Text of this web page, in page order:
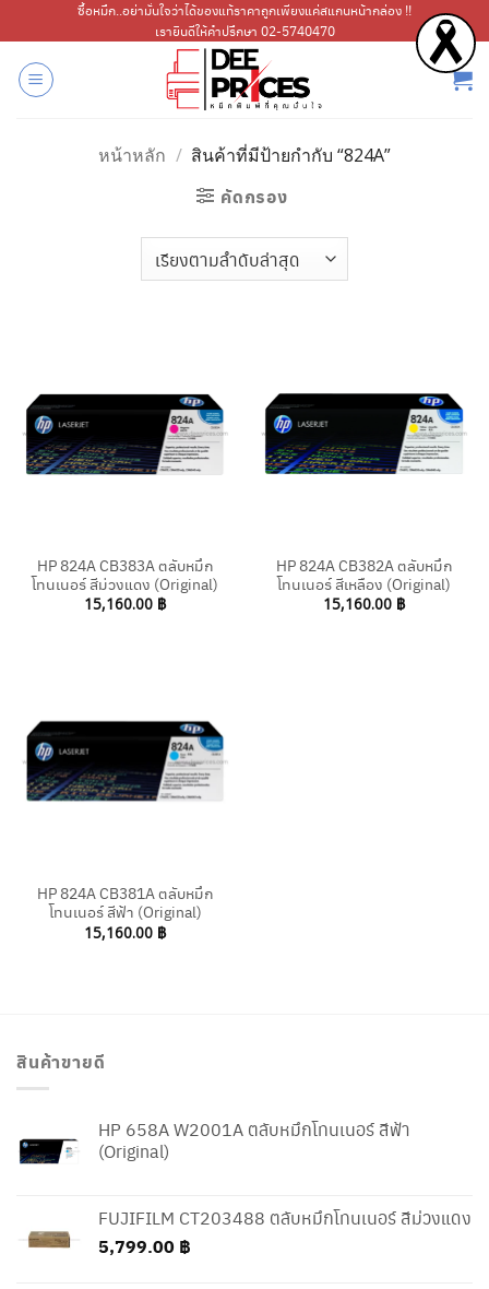
ไป
เนื้อหา
ซื้อหมึก..อย่ามั่นใจว่าได้ของแท้ราคาถูกเพียงแค่สแกนหน้ากล่อง !!
เรายินดีให้คำปรึกษา 02-5740470
หน้าหลัก / สินค้าที่มีป้ายกำกับ “824A”
คัดกรอง
HP 824A CB383A ตลับหมึก
โทนเนอร์ สีม่วงแดง (Original)
15,160.00 ฿
HP 824A CB382A ตลับหมึก
โทนเนอร์ สีเหลือง (Original)
15,160.00 ฿
HP 824A CB381A ตลับหมึก
โทนเนอร์ สีฟ้า (Original)
15,160.00 ฿
สินค้าขายดี
HP 658A W2001A ตลับหมึกโทนเนอร์ สีฟ้า
(Original)
FUJIFILM CT203488 ตลับหมึกโทนเนอร์ สีม่วงแดง
5,799.00 ฿